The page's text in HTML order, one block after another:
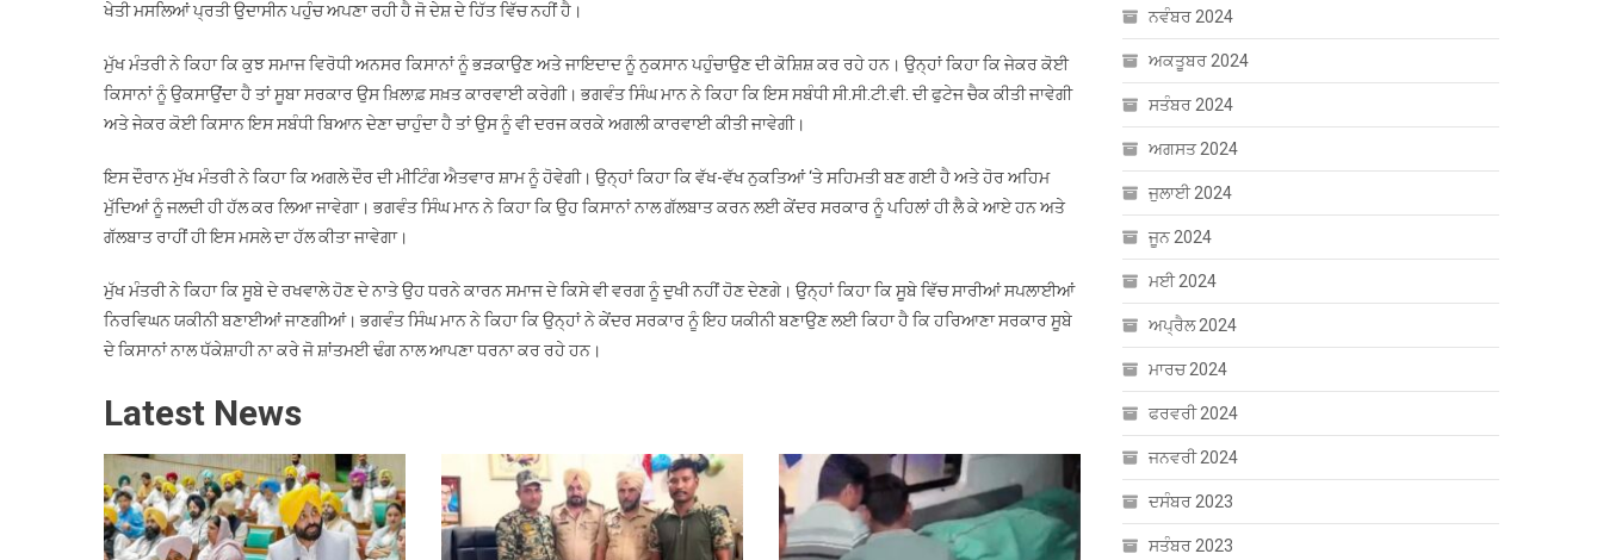
ਖੇਤੀ ਮਸਲਿਆਂ ਪ੍ਰਤੀ ਉਦਾਸੀਨ ਪਹੁੰਚ ਅਪਣਾ ਰਹੀ ਹੈ ਜੋ ਦੇਸ਼ ਦੇ ਹਿੱਤ ਵਿੱਚ ਨਹੀਂ ਹੈ।
ਮੁੱਖ ਮੰਤਰੀ ਨੇ ਕਿਹਾ ਕਿ ਕੁਝ ਸਮਾਜ ਵਿਰੋਧੀ ਅਨਸਰ ਕਿਸਾਨਾਂ ਨੂੰ ਭੜਕਾਉਣ ਅਤੇ ਜਾਇਦਾਦ ਨੂੰ ਨੁਕਸਾਨ ਪਹੁੰਚਾਉਣ ਦੀ ਕੋਸ਼ਿਸ਼ ਕਰ ਰਹੇ ਹਨ। ਉਨ੍ਹਾਂ ਕਿਹਾ ਕਿ ਜੇਕਰ ਕੋਈ
ਕਿਸਾਨਾਂ ਨੂੰ ਉਕਸਾਉਂਦਾ ਹੈ ਤਾਂ ਸੂਬਾ ਸਰਕਾਰ ਉਸ ਖ਼ਿਲਾਫ਼ ਸਖ਼ਤ ਕਾਰਵਾਈ ਕਰੇਗੀ। ਭਗਵੰਤ ਸਿੰਘ ਮਾਨ ਨੇ ਕਿਹਾ ਕਿ ਇਸ ਸਬੰਧੀ ਸੀ.ਸੀ.ਟੀ.ਵੀ. ਦੀ ਫੁਟੇਜ ਚੈਕ ਕੀਤੀ ਜਾਵੇਗੀ
ਅਤੇ ਜੇਕਰ ਕੋਈ ਕਿਸਾਨ ਇਸ ਸਬੰਧੀ ਬਿਆਨ ਦੇਣਾ ਚਾਹੁੰਦਾ ਹੈ ਤਾਂ ਉਸ ਨੂੰ ਵੀ ਦਰਜ ਕਰਕੇ ਅਗਲੀ ਕਾਰਵਾਈ ਕੀਤੀ ਜਾਵੇਗੀ।
ਇਸ ਦੌਰਾਨ ਮੁੱਖ ਮੰਤਰੀ ਨੇ ਕਿਹਾ ਕਿ ਅਗਲੇ ਦੌਰ ਦੀ ਮੀਟਿੰਗ ਐਤਵਾਰ ਸ਼ਾਮ ਨੂੰ ਹੋਵੇਗੀ। ਉਨ੍ਹਾਂ ਕਿਹਾ ਕਿ ਵੱਖ-ਵੱਖ ਨੁਕਤਿਆਂ ‘ਤੇ ਸਹਿਮਤੀ ਬਣ ਗਈ ਹੈ ਅਤੇ ਹੋਰ ਅਹਿਮ
ਮੁੱਦਿਆਂ ਨੂੰ ਜਲਦੀ ਹੀ ਹੱਲ ਕਰ ਲਿਆ ਜਾਵੇਗਾ। ਭਗਵੰਤ ਸਿੰਘ ਮਾਨ ਨੇ ਕਿਹਾ ਕਿ ਉਹ ਕਿਸਾਨਾਂ ਨਾਲ ਗੱਲਬਾਤ ਕਰਨ ਲਈ ਕੇਂਦਰ ਸਰਕਾਰ ਨੂੰ ਪਹਿਲਾਂ ਹੀ ਲੈ ਕੇ ਆਏ ਹਨ ਅਤੇ
ਗੱਲਬਾਤ ਰਾਹੀਂ ਹੀ ਇਸ ਮਸਲੇ ਦਾ ਹੱਲ ਕੀਤਾ ਜਾਵੇਗਾ।
ਮੁੱਖ ਮੰਤਰੀ ਨੇ ਕਿਹਾ ਕਿ ਸੂਬੇ ਦੇ ਰਖਵਾਲੇ ਹੋਣ ਦੇ ਨਾਤੇ ਉਹ ਧਰਨੇ ਕਾਰਨ ਸਮਾਜ ਦੇ ਕਿਸੇ ਵੀ ਵਰਗ ਨੂੰ ਦੁਖੀ ਨਹੀਂ ਹੋਣ ਦੇਣਗੇ। ਉਨ੍ਹਾਂ ਕਿਹਾ ਕਿ ਸੂਬੇ ਵਿੱਚ ਸਾਰੀਆਂ ਸਪਲਾਈਆਂ
ਨਿਰਵਿਘਨ ਯਕੀਨੀ ਬਣਾਈਆਂ ਜਾਣਗੀਆਂ। ਭਗਵੰਤ ਸਿੰਘ ਮਾਨ ਨੇ ਕਿਹਾ ਕਿ ਉਨ੍ਹਾਂ ਨੇ ਕੇਂਦਰ ਸਰਕਾਰ ਨੂੰ ਇਹ ਯਕੀਨੀ ਬਣਾਉਣ ਲਈ ਕਿਹਾ ਹੈ ਕਿ ਹਰਿਆਣਾ ਸਰਕਾਰ ਸੂਬੇ
ਦੇ ਕਿਸਾਨਾਂ ਨਾਲ ਧੱਕੇਸ਼ਾਹੀ ਨਾ ਕਰੇ ਜੋ ਸ਼ਾਂਤਮਈ ਢੰਗ ਨਾਲ ਆਪਣਾ ਧਰਨਾ ਕਰ ਰਹੇ ਹਨ।
Latest News
ਨਵੰਬਰ 2024
ਅਕਤੂਬਰ 2024
ਸਤੰਬਰ 2024
ਅਗਸਤ 2024
ਜੁਲਾਈ 2024
ਜੂਨ 2024
ਮਈ 2024
ਅਪ੍ਰੈਲ 2024
ਮਾਰਚ 2024
ਫਰਵਰੀ 2024
ਜਨਵਰੀ 2024
ਦਸੰਬਰ 2023
ਸਤੰਬਰ 2023